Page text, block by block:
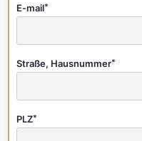
E-mail*
Straße, Hausnummer*
PLZ*